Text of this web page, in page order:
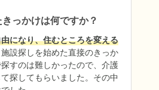
っかけは何ですか？
になり、住むところを変える
設探しを始めた直接のきっか
すのは難しかったので、介護
探してもらいました。その中